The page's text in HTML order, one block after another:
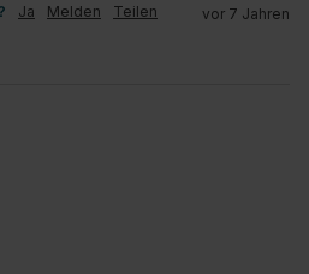
Ja Melden Teilen vor 7 Jahren